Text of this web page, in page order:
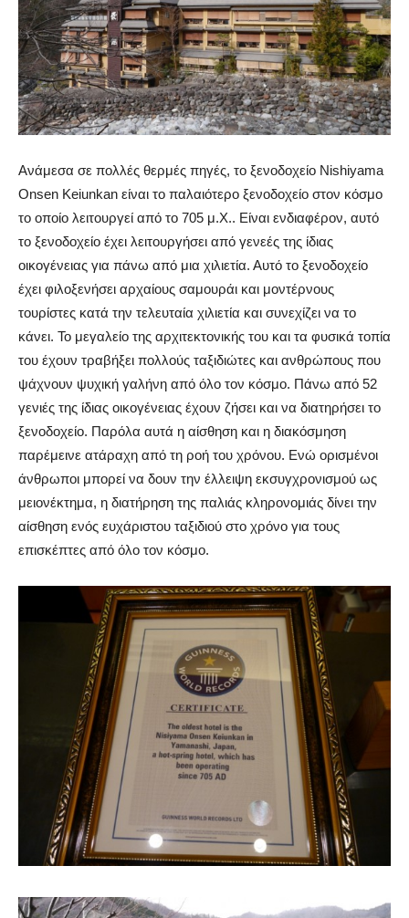
Ανάμεσα σε πολλές θερμές πηγές, το ξενοδοχείο Nishiyama
Onsen Keiunkan είναι το παλαιότερο ξενοδοχείο στον κόσμο
το οποίο λειτουργεί από το 705 μ.Χ.. Είναι ενδιαφέρον, αυτό
το ξενοδοχείο έχει λειτουργήσει από γενεές της ίδιας
οικογένειας για πάνω από μια χιλιετία. Αυτό το ξενοδοχείο
έχει φιλοξενήσει αρχαίους σαμουράι και μοντέρνους
τουρίστες κατά την τελευταία χιλιετία και συνεχίζει να το
κάνει. Το μεγαλείο της αρχιτεκτονικής του και τα φυσικά τοπία
του έχουν τραβήξει πολλούς ταξιδιώτες και ανθρώπους που
ψάχνουν ψυχική γαλήνη από όλο τον κόσμο. Πάνω από 52
γενιές της ίδιας οικογένειας έχουν ζήσει και να διατηρήσει το
ξενοδοχείο. Παρόλα αυτά η αίσθηση και η διακόσμηση
παρέμεινε ατάραχη από τη ροή του χρόνου. Ενώ ορισμένοι
άνθρωποι μπορεί να δουν την έλλειψη εκσυγχρονισμού ως
μειονέκτημα, η διατήρηση της παλιάς κληρονομιάς δίνει την
αίσθηση ενός ευχάριστου ταξιδιού στο χρόνο για τους
επισκέπτες από όλο τον κόσμο.